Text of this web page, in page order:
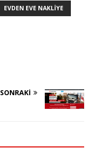
EVDEN EVE NAKLIYE
SONRAKI